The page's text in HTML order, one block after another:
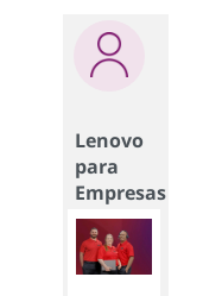
Lenovo
para
Empresas